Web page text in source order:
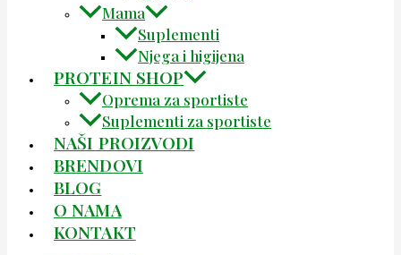
Mama
Suplementi
Njega i higijena
PROTEIN SHOP
Oprema za sportiste
Suplementi za sportiste
NAŠI PROIZVODI
BRENDOVI
BLOG
O NAMA
KONTAKT